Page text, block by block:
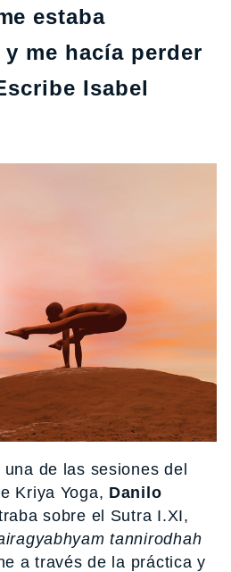
estaba
me hacía perder
Isabel
de las sesiones del
Kriya Yoga, Danilo
sobre el Sutra I.XI,
tannirodhah
a través de la práctica y